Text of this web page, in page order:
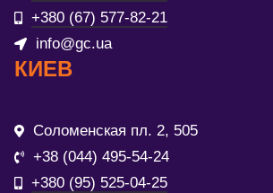
+380 (67) 577-82-21
info@gc.ua
КИЕВ
Соломенская пл. 2, 505
+38 (044) 495-54-24
+380 (95) 525-04-25